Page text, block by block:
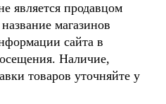
является продавцом
магазинов
сайта в
Наличие,
товаров уточняйте у